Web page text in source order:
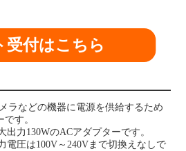
受付はこちら
ラなどの機器に電源を供給するため
す。
出力130WのACアダプターです。
電圧は100V～240Vまで切換えなしで